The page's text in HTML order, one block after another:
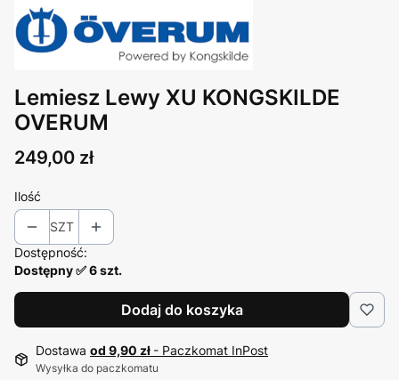
Lemiesz Lewy XU KONGSKILDE
OVERUM
Cena
249,00 zł
Ilość
SZT
Dostępność:
Dostępny ✅ 6 szt.
Dodaj do koszyka
Dostawa od 9,90 zł - Paczkomat InPost
Wysyłka do paczkomatu